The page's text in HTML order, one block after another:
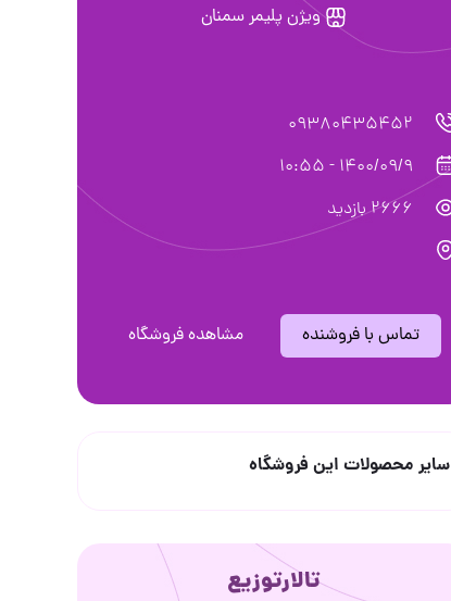
ویژن پلیمر سمنان
09380435452
1400/09/9 - 10:55
2666 بازدید
تماس با فروشنده مشاهده فروشگاه
سایر محصولات این فروشگاه
تالارتوزیع